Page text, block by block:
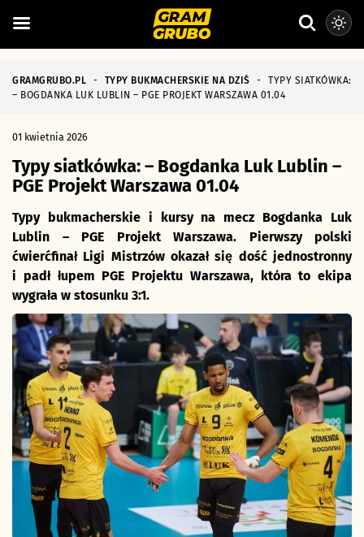
GRAMGRUBO.PL - TYPY BUKMACHERSKIE NA DZIŚ -
TYPY SIATKÓWKA:
– BOGDANKA LUK LUBLIN – PGE PROJEKT WARSZAWA 01.04
01 kwietnia 2026
Typy siatkówka: – Bogdanka Luk Lublin –
PGE Projekt Warszawa 01.04
Typy bukmacherskie i kursy na mecz Bogdanka Luk
Lublin – PGE Projekt Warszawa. Pierwszy polski
ćwierćfinał Ligi Mistrzów okazał się dość jednostronny
i padł łupem PGE Projektu Warszawa, która to ekipa
wygrała w stosunku 3:1.